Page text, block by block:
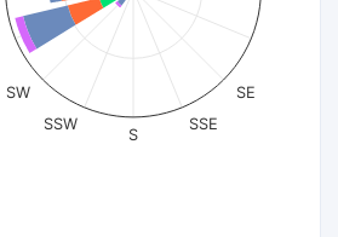
SE
SSE
S
SSW
SW